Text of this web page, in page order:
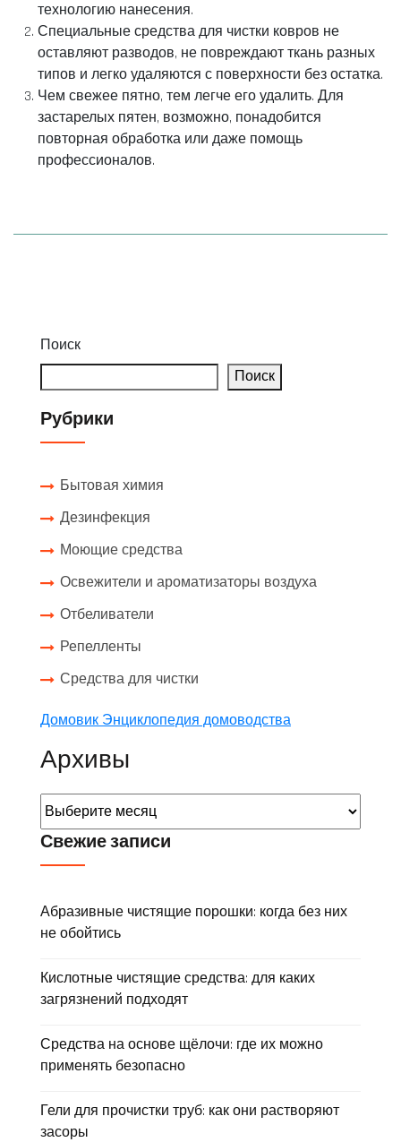
технологию нанесения.
Специальные средства для чистки ковров не
оставляют разводов, не повреждают ткань разных
типов и легко удаляются с поверхности без остатка.
Чем свежее пятно, тем легче его удалить. Для
застарелых пятен, возможно, понадобится
повторная обработка или даже помощь
профессионалов.
Поиск
Поиск
Рубрики
Бытовая химия
Дезинфекция
Моющие средства
Освежители и ароматизаторы воздуха
Отбеливатели
Репелленты
Средства для чистки
Домовик Энциклопедия домоводства
Архивы
Свежие записи
Абразивные чистящие порошки: когда без них
не обойтись
Кислотные чистящие средства: для каких
загрязнений подходят
Средства на основе щёлочи: где их можно
применять безопасно
Гели для прочистки труб: как они растворяют
засоры